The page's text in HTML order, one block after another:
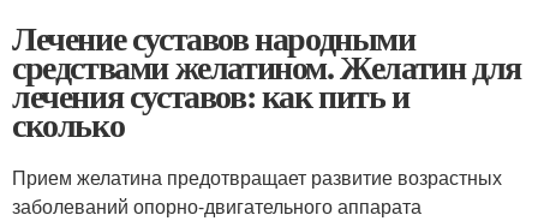
Лечение суставов народными
средствами желатином. Желатин для
лечения суставов: как пить и
сколько
Прием желатина предотвращает развитие возрастных
заболеваний опорно-двигательного аппарата